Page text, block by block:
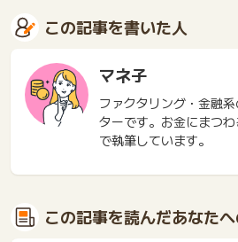
この記事を書いた人
マネ子
ファクタリング・金融
ターです。お金にまつ
で執筆しています。
この記事を読んだあなた